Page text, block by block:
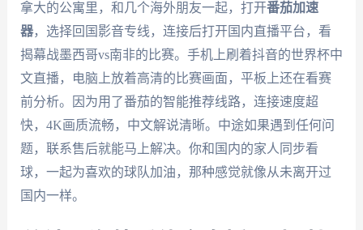
拿大的公寓里，和几个海外朋友一起，打开番茄加速
器，选择回国影音专线，连接后打开国内直播平台，看
揭幕战墨西哥vs南非的比赛。手机上刷着抖音的世界杯中
文直播，电脑上放着高清的比赛画面，平板上还在看赛
前分析。因为用了番茄的智能推荐线路，连接速度超
快，4K画质流畅，中文解说清晰。中途如果遇到任何问
题，联系售后就能马上解决。你和国内的家人同步看
球，一起为喜欢的球队加油，那种感觉就像从未离开过
国内一样。